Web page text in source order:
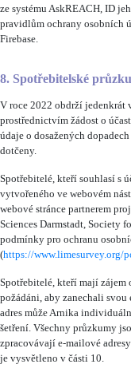
ze systému AskREACH, ID
pravidlům ochrany osobních
Firebase.
8. Spotřebitelské
V roce 2022 obdrží
prostřednictvím žádost o
údaje o dosažených
dotčeny.
Spotřebitelé, kteří souhlasí s
vytvořeného ve webovém
webové stránce partnerem
Sciences Darmstadt, Society
podmínky pro ochranu
(https://www.limesurvey.org/
Spotřebitelé, kteří mají zájem
požádáni, aby zanechali
adres může Arnika
šetření. Všechny průzkumy
zpracovávají e-mailové
je vysvětleno v části 10.